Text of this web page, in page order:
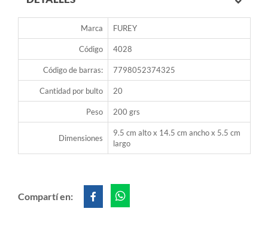
Marca FUREY
Código 4028
Código de barras: 7798052374325
Cantidad por bulto 20
Peso 200 grs
Dimensiones
9.5 cm alto x 14.5 cm ancho x 5.5 cm
largo
Compartí en: